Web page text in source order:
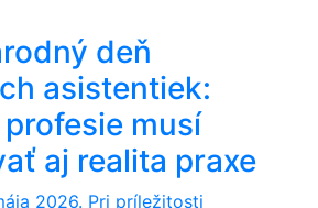
deň
asistentiek:
musí
aj realita praxe
2026. Pri príležitosti